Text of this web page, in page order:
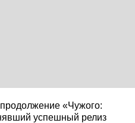
«Чужого:
успешный релиз